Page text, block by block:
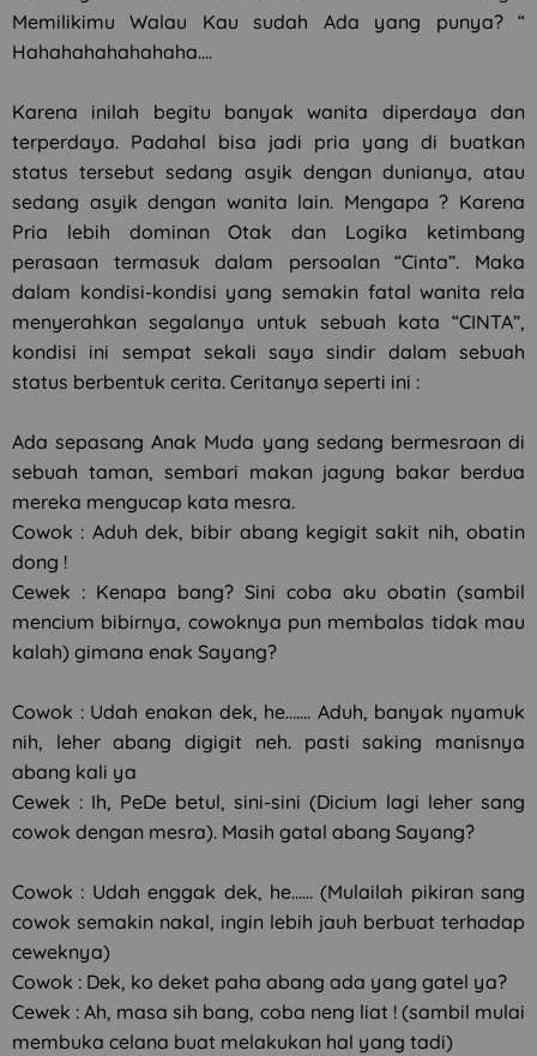
Memilikimu Walau Kau sudah Ada yang punya? “
Hahahahahahahaha….
Karena inilah begitu banyak wanita diperdaya dan
terperdaya. Padahal bisa jadi pria yang di buatkan
status tersebut sedang asyik dengan dunianya, atau
sedang asyik dengan wanita lain. Mengapa ? Karena
Pria lebih dominan Otak dan Logika ketimbang
perasaan termasuk dalam persoalan “Cinta”. Maka
dalam kondisi-kondisi yang semakin fatal wanita rela
menyerahkan segalanya untuk sebuah kata “CINTA”,
kondisi ini sempat sekali saya sindir dalam sebuah
status berbentuk cerita. Ceritanya seperti ini :
Ada sepasang Anak Muda yang sedang bermesraan di
sebuah taman, sembari makan jagung bakar berdua
mereka mengucap kata mesra.
Cowok : Aduh dek, bibir abang kegigit sakit nih, obatin
dong !
Cewek : Kenapa bang? Sini coba aku obatin (sambil
mencium bibirnya, cowoknya pun membalas tidak mau
kalah) gimana enak Sayang?
Cowok : Udah enakan dek, he……. Aduh, banyak nyamuk
nih, leher abang digigit neh. pasti saking manisnya
abang kali ya
Cewek : Ih, PeDe betul, sini-sini (Dicium lagi leher sang
cowok dengan mesra). Masih gatal abang Sayang?
Cowok : Udah enggak dek, he…… (Mulailah pikiran sang
cowok semakin nakal, ingin lebih jauh berbuat terhadap
ceweknya)
Cowok : Dek, ko deket paha abang ada yang gatel ya?
Cewek : Ah, masa sih bang, coba neng liat ! (sambil mulai
membuka celana buat melakukan hal yang tadi)